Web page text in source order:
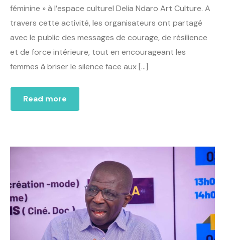
féminine » à l’espace culturel Delia Ndaro Art Culture. A
travers cette activité, les organisateurs ont partagé
avec le public des messages de courage, de résilience
et de force intérieure, tout en encourageant les
femmes à briser le silence face aux […]
Read more